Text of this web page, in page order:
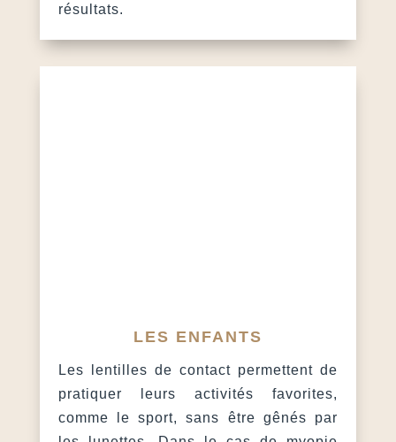
résultats.
LES ENFANTS
Les lentilles de contact permettent de
pratiquer leurs activités favorites,
comme le sport, sans être gênés par